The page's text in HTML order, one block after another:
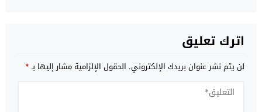
اترك تعليق
لن يتم نشر عنوان بريدك الإلكتروني. الحقول الإلزامية مشار إليها بـ*